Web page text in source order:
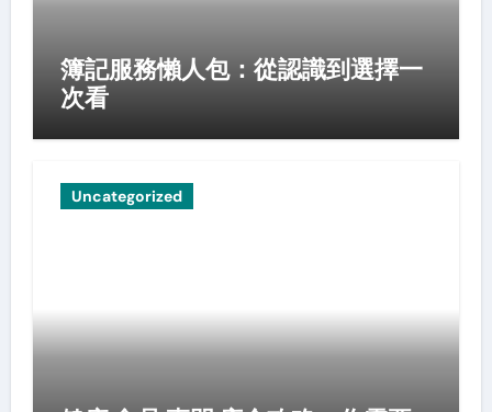
簿記服務懶人包：從認識到選擇一
次看
Uncategorized